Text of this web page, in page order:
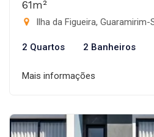
61m²
Ilha da Figueira, Guaramirim-
2 Quartos 2 Banheiros
Mais informações